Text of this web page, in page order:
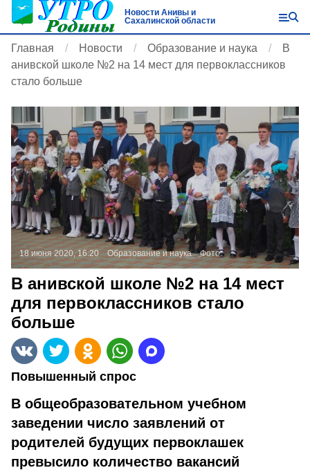
Новости Анивы и
Сахалинской области
Главная Новости Образование и наука
В
анивской школе №2 на 14 мест для первоклассников
стало больше
18 июня 2020, 16:20 Образование и наука Фото:
В анивской школе №2 на 14 мест
для первоклассников стало
больше
Повышенный спрос
В общеобразовательном учебном
заведении число заявлений от
родителей будущих первоклашек
превысило количество вакансий